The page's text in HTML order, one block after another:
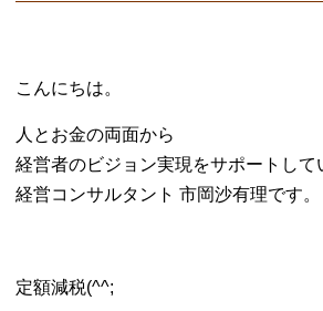
こんにちは。
人とお金の両面から
経営者のビジョン実現をサポートして
経営コンサルタント 市岡沙有理です。
定額減税(^^;